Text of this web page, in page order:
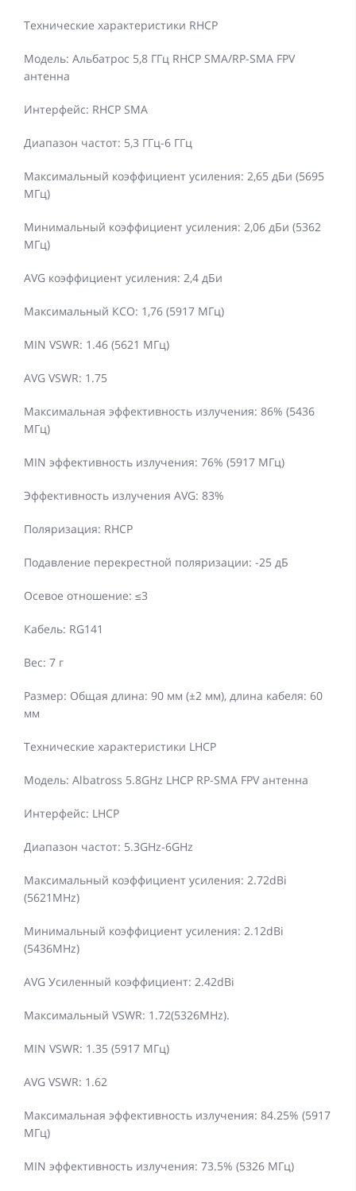
Технические характеристики RHCP
Модель: Альбатрос 5,8 ГГц RHCP SMA/RP-SMA FPV
антенна
Интерфейс: RHCP SMA
Диапазон частот: 5,3 ГГц-6 ГГц
Максимальный коэффициент усиления: 2,65 дБи (5695
МГц)
Минимальный коэффициент усиления: 2,06 дБи (5362
МГц)
AVG коэффициент усиления: 2,4 дБи
Максимальный КСО: 1,76 (5917 МГц)
MIN VSWR: 1.46 (5621 МГц)
AVG VSWR: 1.75
Максимальная эффективность излучения: 86% (5436
МГц)
MIN эффективность излучения: 76% (5917 МГц)
Эффективность излучения AVG: 83%
Поляризация: RHCP
Подавление перекрестной поляризации: -25 дБ
Осевое отношение: ≤3
Кабель: RG141
Вес: 7 г
Размер: Общая длина: 90 мм (±2 мм), длина кабеля: 60
мм
Технические характеристики LHCP
Модель: Albatross 5.8GHz LHCP RP-SMA FPV антенна
Интерфейс: LHCP
Диапазон частот: 5.3GHz-6GHz
Максимальный коэффициент усиления: 2.72dBi
(5621MHz)
Минимальный коэффициент усиления: 2.12dBi
(5436MHz)
AVG Усиленный коэффициент: 2.42dBi
Максимальный VSWR: 1.72(5326MHz).
MIN VSWR: 1.35 (5917 МГц)
AVG VSWR: 1.62
Максимальная эффективность излучения: 84.25% (5917
МГц)
MIN эффективность излучения: 73.5% (5326 МГц)